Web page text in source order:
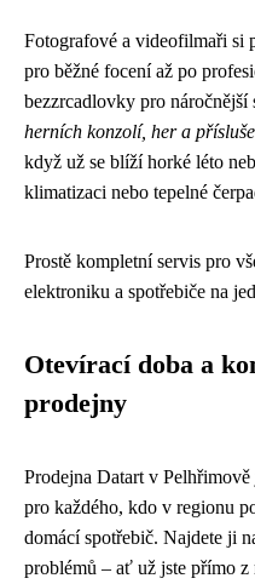
Fotografové a videofilmaři si
pro běžné focení až po
bezzrcadlovky pro
herních konzolí, her a
když už se blíží horké léto
klimatizaci nebo tepelné
Prostě kompletní servis pro
elektroniku a spotřebiče na
Otevírací doba a
prodejny
Prodejna Datart v
pro každého, kdo v regionu
domácí spotřebič. Najdete ji
problémů – ať už jste přímo z